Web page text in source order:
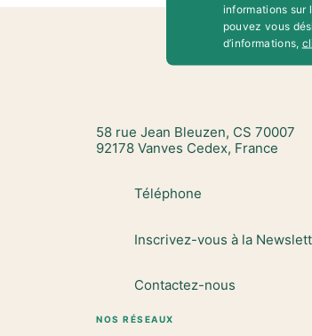
informations sur
pouvez vous
d’informations,
58 rue Jean Bleuzen, CS 70007
92178 Vanves Cedex, France
Téléphone
Inscrivez-vous à la
Contactez-nous
NOS RÉSEAUX